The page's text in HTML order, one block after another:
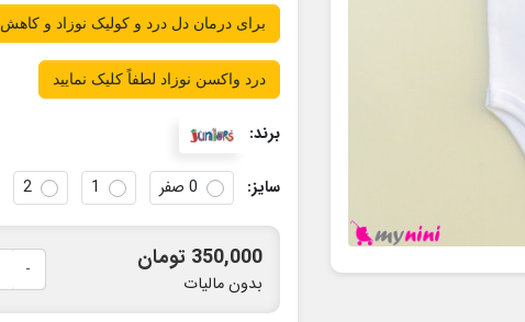
برای درمان دل درد و کولیک نوزاد و کاهش
درد واکسن نوزاد لطفاً کلیک نمایید
برند:
سایز: 0 صفر 1
2
350,000 تومان
بدون مالیات
-